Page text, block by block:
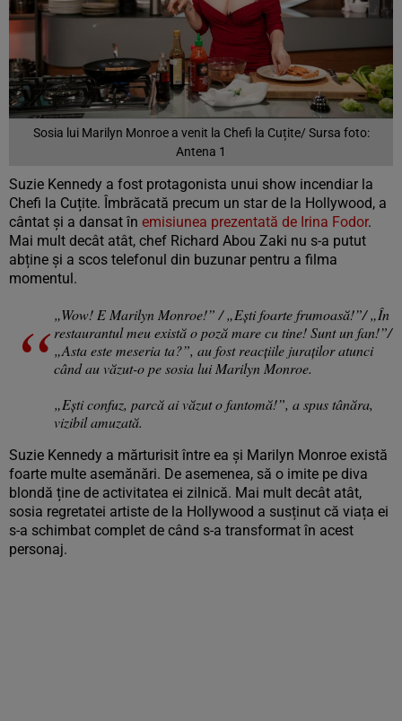
Sosia lui Marilyn Monroe a venit la Chefi la Cuțite/ Sursa foto:
Antena 1
Suzie Kennedy a fost protagonista unui show incendiar la
Chefi la Cuțite. Îmbrăcată precum un star de la Hollywood, a
cântat și a dansat în emisiunea prezentată de Irina Fodor.
Mai mult decât atât, chef Richard Abou Zaki nu s-a putut
abține și a scos telefonul din buzunar pentru a filma
momentul.
„Wow! E Marilyn Monroe!” / „Ești foarte frumoasă!”/ „În
restaurantul meu există o poză mare cu tine! Sunt un fan!”/
„Asta este meseria ta?”, au fost reacțiile juraților atunci
când au văzut-o pe sosia lui Marilyn Monroe.
„Ești confuz, parcă ai văzut o fantomă!”, a spus tânăra,
vizibil amuzată.
Suzie Kennedy a mărturisit între ea și Marilyn Monroe există
foarte multe asemănări. De asemenea, să o imite pe diva
blondă ține de activitatea ei zilnică. Mai mult decât atât,
sosia regretatei artiste de la Hollywood a susținut că viața ei
s-a schimbat complet de când s-a transformat în acest
personaj.